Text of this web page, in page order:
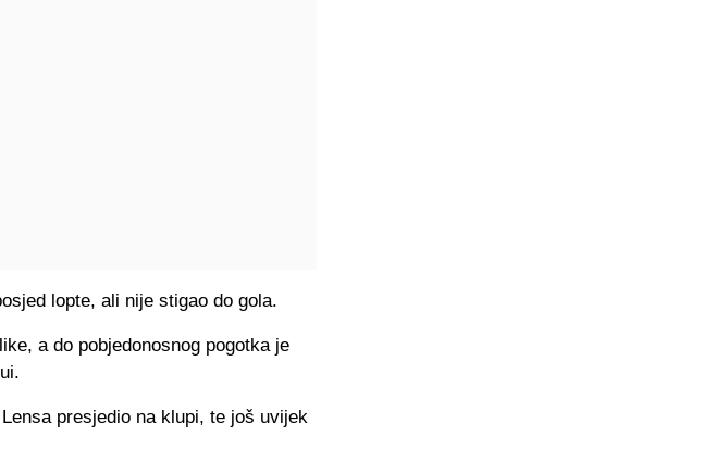
lopte, ali nije stigao do gola.
a do pobjedonosnog pogotka je
presjedio na klupi, te još uvijek